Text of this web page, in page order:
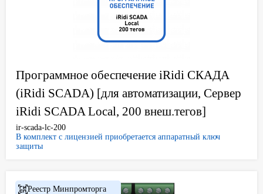
Программное обеспечение iRidi СКАДА
(iRidi SCADA) [для автоматизации, Сервер
iRidi SCADA Local, 200 внеш.тегов]
ir-scada-lc-200
В комплект с лицензией приобретается аппаратный ключ
защиты
Реестр Минпромторга